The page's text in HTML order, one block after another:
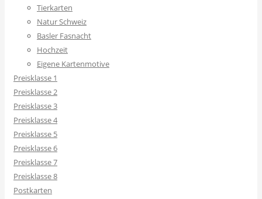
Tierkarten
Natur Schweiz
Basler Fasnacht
Hochzeit
Eigene Kartenmotive
Preisklasse 1
Preisklasse 2
Preisklasse 3
Preisklasse 4
Preisklasse 5
Preisklasse 6
Preisklasse 7
Preisklasse 8
Postkarten